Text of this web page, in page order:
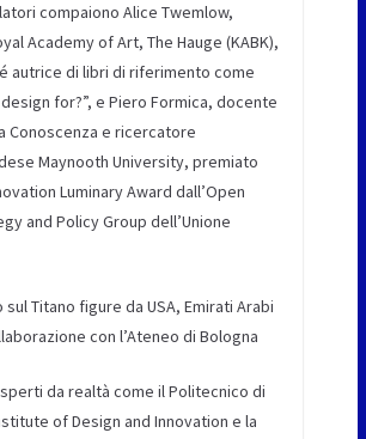
compaiono Alice Twemlow,
Academy of Art, The Hauge (KABK),
autrice di libri di riferimento come
for?”, e Piero Formica, docente
Conoscenza e ricercatore
Maynooth University, premiato
Luminary Award dall’Open
and Policy Group dell’Unione
sul Titano figure da USA, Emirati Arabi
con l’Ateneo di Bologna
da realtà come il Politecnico di
of Design and Innovation e la